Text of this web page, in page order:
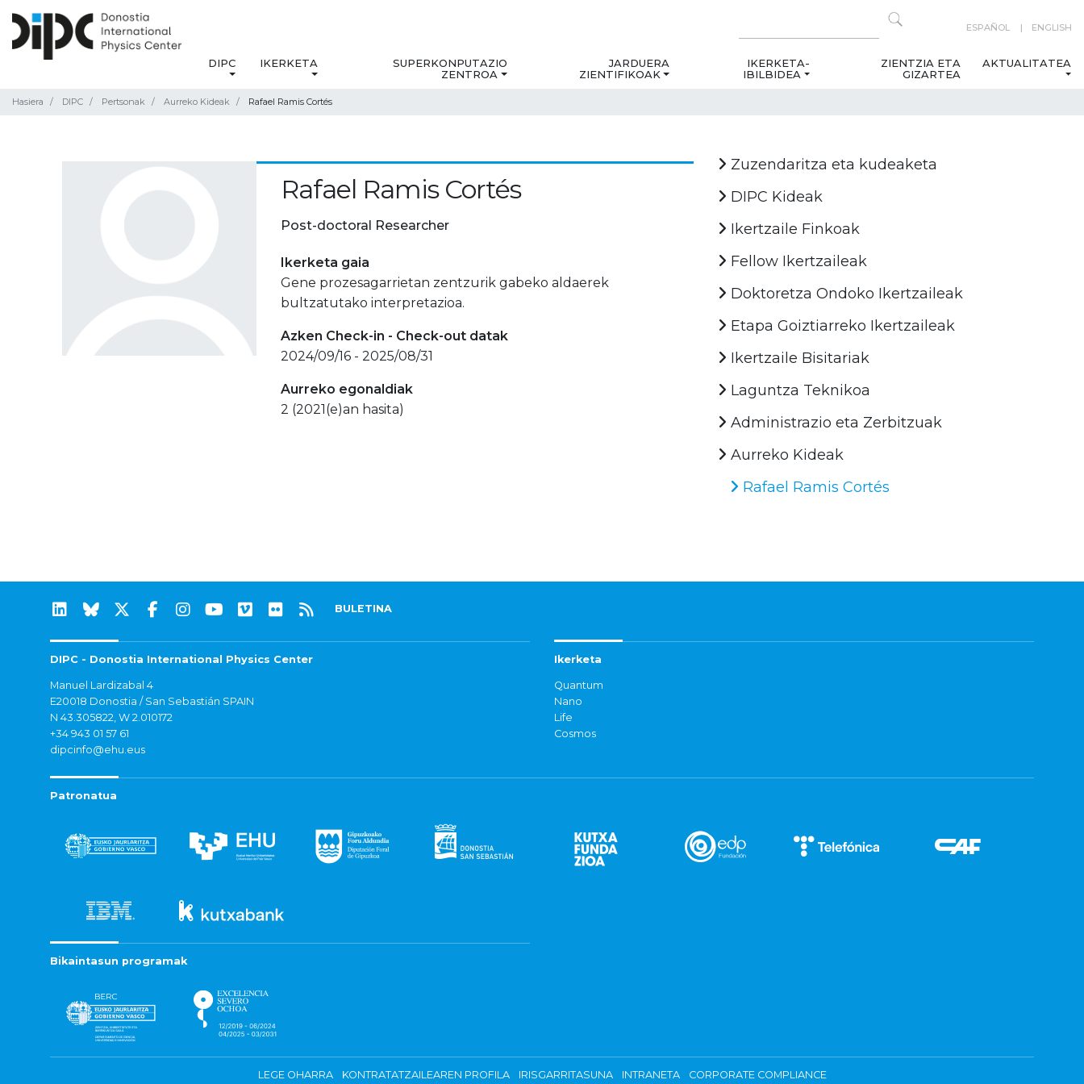
ESPAÑOL ENGLISH
DIPC IKERKETA
SUPERKONPUTAZIO
ZENTROA
JARDUERA
ZIENTIFIKOAK
IKERKETA-
IBILBIDEA
ZIENTZIA ETA
GIZARTEA
AKTUALITATEA
Hasiera DIPC Pertsonak Aurreko Kideak Rafael Ramis Cortés
Rafael Ramis Cortés
Post-doctoral Researcher
Ikerketa gaia
Gene prozesagarrietan zentzurik gabeko aldaerek
bultzatutako interpretazioa.
Azken Check-in - Check-out datak
2024/09/16 - 2025/08/31
Aurreko egonaldiak
2 (2021(e)an hasita)
Zuzendaritza eta kudeaketa
DIPC Kideak
Ikertzaile Finkoak
Fellow Ikertzaileak
Doktoretza Ondoko Ikertzaileak
Etapa Goiztiarreko Ikertzaileak
Ikertzaile Bisitariak
Laguntza Teknikoa
Administrazio eta Zerbitzuak
Aurreko Kideak
Rafael Ramis Cortés
BULETINA
DIPC - Donostia International Physics Center
Manuel Lardizabal 4
E20018 Donostia / San Sebastián SPAIN
N 43.305822, W 2.010172
+34 943 01 57 61
dipcinfo@ehu.eus
Ikerketa
Quantum
Nano
Life
Cosmos
Patronatua
Bikaintasun programak
LEGE OHARRA KONTRATATZAILEAREN PROFILA IRISGARRITASUNA INTRANETA CORPORATE COMPLIANCE